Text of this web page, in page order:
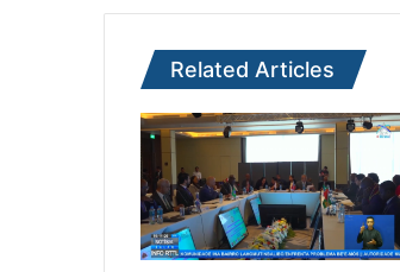
Related Articles